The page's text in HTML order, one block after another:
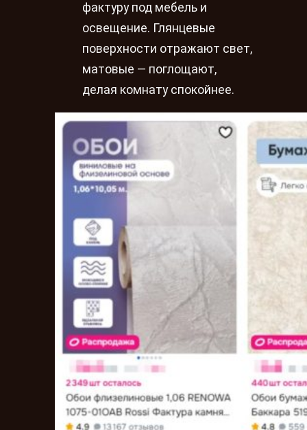
фактуру под мебель и
освещение. Глянцевые
поверхности отражают свет,
матовые — поглощают,
делая комнату спокойнее.